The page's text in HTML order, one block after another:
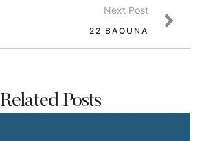
Next Post
22 BAOUNA
Related Posts